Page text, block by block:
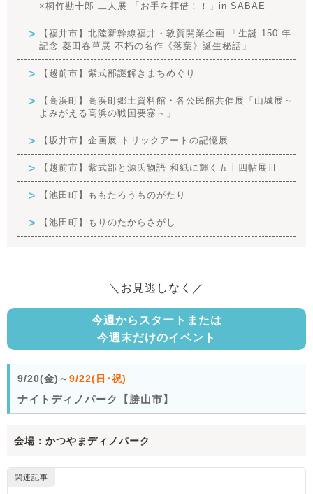
×桐竹勘十郎 二人展 「お手を拝借！！」in SABAE
【福井市】北陸新幹線福井・敦賀開業企画 「生誕 150 年
記念 菱田春草展 不朽の名作《落葉》誕生秘話」
【越前市】紫式部謎解きまちめぐり
【高浜町】高浜町郷土資料館・各公民館共催展「山城展～
よみがえる高浜の戦国要塞～」
【坂井市】企画展 トリックアートの記憶展
【越前市】紫式部と源氏物語 和紙に輝く五十四帖展Ⅲ
【池田町】ももたろうものがたり
【池田町】もりのたからさがし
＼お見逃しなく／
今週からスタートまたは
今週末だけのイベント
9/20(金)～9/22(日･祝)
ナイトディノパーク【勝山市】
会場：かつやまディノパーク